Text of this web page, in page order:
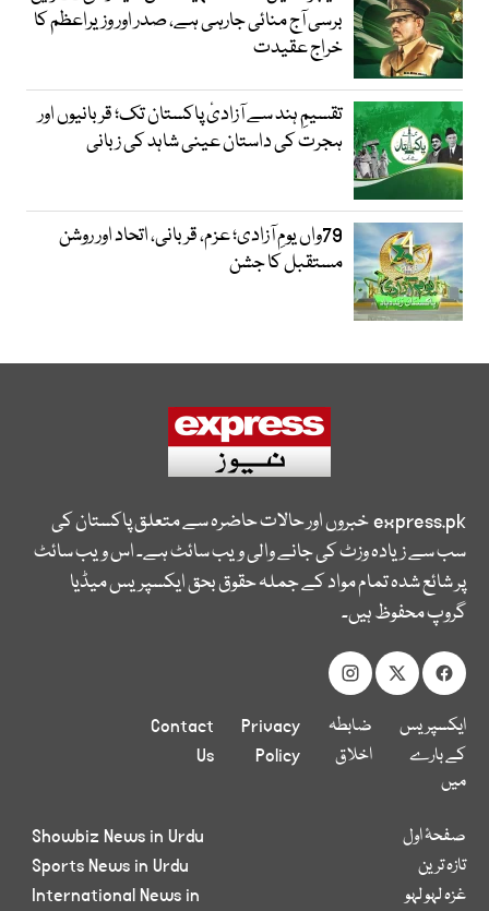
برسی آج منائی جارہی ہے، صدر اور وزیراعظم کا
خراج عقیدت
تقسیمِ ہند سے آزادیٔ پاکستان تک؛ قربانیوں اور
ہجرت کی داستان عینی شاہد کی زبانی
79واں یومِ آزادی؛ عزم، قربانی، اتحاد اور روشن
مستقبل کا جشن
express.pkخبروں اور حالات حاضرہ سے متعلق پاکستان کی
سب سے زیادہ وزٹ کی جانے والی ویب سائٹ ہے۔ اس ویب سائٹ
پر شائع شدہ تمام مواد کے جملہ حقوق بحق ایکسپریس میڈیا
گروپ محفوظ ہیں۔
ایکسپریس
کے بارے
میں
ضابطہ
اخلاق
Privacy
Policy
Contact
Us
صفحۂ اول
تازہ ترین
غزہ لہو لہو
Showbiz News in Urdu
Sports News in Urdu
International News in